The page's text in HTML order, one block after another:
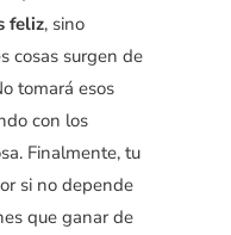
feliz, sino
cosas surgen de
tomará esos
con los
Finalmente, tu
si no depende
que ganar de